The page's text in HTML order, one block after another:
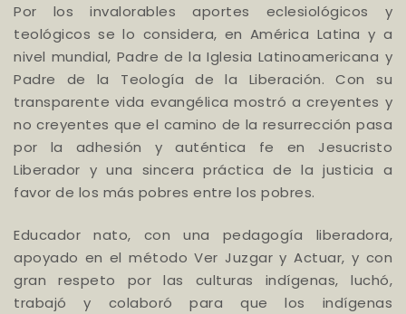
Por los invalorables aportes eclesiológicos y
teológicos se lo considera, en América Latina y a
nivel mundial, Padre de la Iglesia Latinoamericana y
Padre de la Teología de la Liberación. Con su
transparente vida evangélica mostró a creyentes y
no creyentes que el camino de la resurrección pasa
por la adhesión y auténtica fe en Jesucristo
Liberador y una sincera práctica de la justicia a
favor de los más pobres entre los pobres.
Educador nato, con una pedagogía liberadora,
apoyado en el método Ver Juzgar y Actuar, y con
gran respeto por las culturas indígenas, luchó,
trabajó y colaboró para que los indígenas